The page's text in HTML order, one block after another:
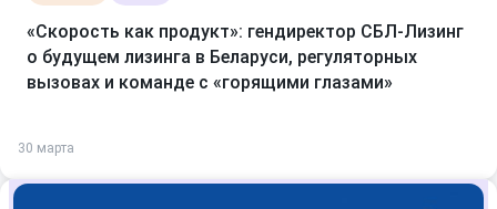
«Скорость как продукт»: гендиректор СБЛ-Лизинг
о будущем лизинга в Беларуси, регуляторных
вызовах и команде с «горящими глазами»
30 марта